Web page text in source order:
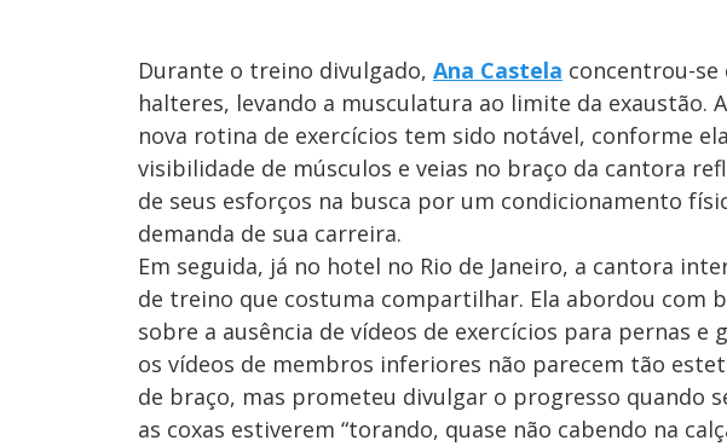
Durante o treino divulgado, Ana Castela concentrou-se
halteres, levando a musculatura ao limite da exaustão.
nova rotina de exercícios tem sido notável, conforme
visibilidade de músculos e veias no braço da cantora
de seus esforços na busca por um condicionamento
demanda de sua carreira.
Em seguida, já no hotel no Rio de Janeiro, a cantora
de treino que costuma compartilhar. Ela abordou com
sobre a ausência de vídeos de exercícios para pernas e
os vídeos de membros inferiores não parecem tão
de braço, mas prometeu divulgar o progresso quando
as coxas estiverem “torando, quase não cabendo na